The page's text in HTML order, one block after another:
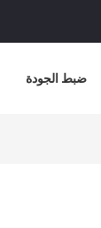
ضبط الجودة